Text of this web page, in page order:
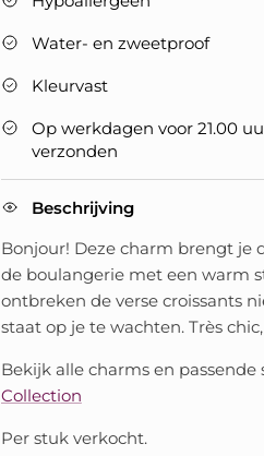
Water- en zweetproof
Kleurvast
Op werkdagen voor 21.00
verzonden
Beschrijving
Bonjour! Deze charm brengt je
de boulangerie met een warm
ontbreken de verse croissants
staat op je te wachten. Très
Bekijk alle charms en passende
Collection
Per stuk verkocht.